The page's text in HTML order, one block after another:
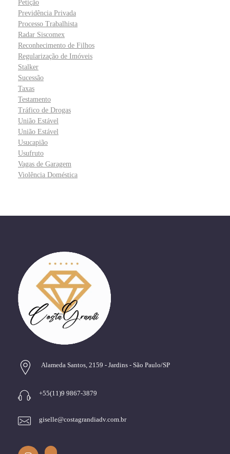
Petição
Previdência Privada
Processo Trabalhista
Radar Siscomex
Reconhecimento de Filhos
Regularização de Imóveis
Stalker
Sucessão
Taxas
Testamento
Tráfico de Drogas
União Estável
União Estável
Usucapião
Usufruto
Vagas de Garagem
Violência Doméstica
Alameda Santos, 2159 - Jardins - São Paulo/SP
+55(11)9 9867-3879
giselle@costagrandiadv.com.br